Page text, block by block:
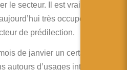
le secteur. Il est vrai que le
très occupé à sauver
de prédilection.
de janvier un certain
autours d’usages intéressants